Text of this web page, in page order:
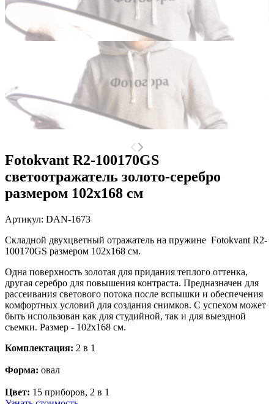
Fotokvant R2-100170GS
светоотражатель золото-серебро
размером 102х168 см
Артикул: DAN-1673
Складной двухцветный отражатель на пружине Fotokvant R2-
100170GS размером 102х168 см.
Одна поверхность золотая для придания теплого оттенка,
другая серебро для повышения контраста. Предназначен для
рассеивания светового потока после вспышки и обеспечения
комфортных условий для создания снимков. С успехом может
быть использован как для студийной, так и для выездной
съемки. Размер - 102х168 см.
Комплектация: 2 в 1
Форма: овал
Цвет: 15 приборов, 2 в 1